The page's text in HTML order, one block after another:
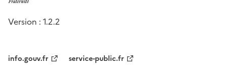
Version : 1.2.2
info.gouv.fr service-public.fr